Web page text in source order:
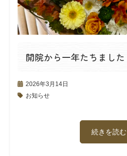
開院から一年たちました
2026年3月14日
お知らせ
続きを読む